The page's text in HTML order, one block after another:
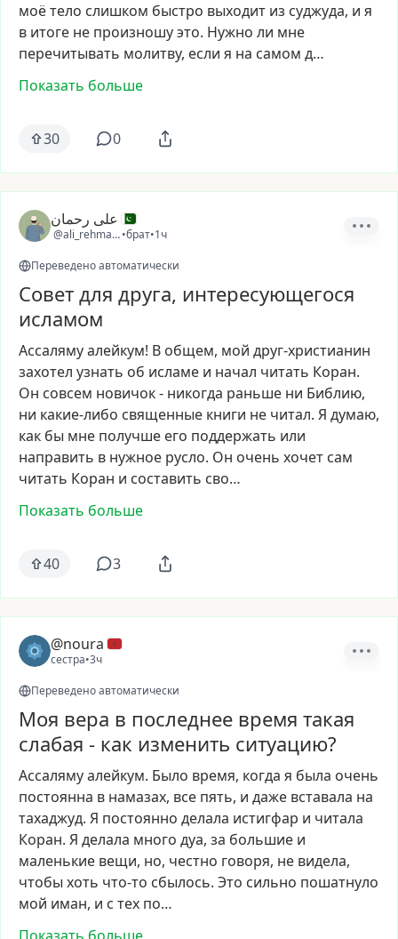
моётело слишком быстро выходит из суджуда, и я
в итоге не произношуэто. Нужно ли мне
перечитывать молитву, если я на самом д…
Показать больше
30 0
علی رحمان
@ali_rehman11
•брат•1ч
Переведено автоматически
Совет для друга, интересующегося
исламом
Ассалямуалейкум! В общем, мой друг-христианин
захотел узнать об исламе и начал читать Коран.
Он совсем новичок- никогда раньше ни Библию,
ни какие-либо священные книги не читал. Я думаю,
как бы мне получше его поддержать или
направить в нужное русло. Он очень хочет сам
читать Коран и составить сво…
Показать больше
40 3
@noura
сестра•3ч
Переведено автоматически
Моя вера в последнее время такая
слабая - как изменить ситуацию?
Ассалямуалейкум. Было время, когда я была очень
постоянна в намазах, все пять, и даже вставала на
тахаджуд. Я постоянно делала истигфар и читала
Коран. Я делала много дуа, за большие и
маленькие вещи, но, честно говоря, не видела,
чтобы хоть что-то сбылось. Это сильно пошатнуло
мой иман, и с тех по…